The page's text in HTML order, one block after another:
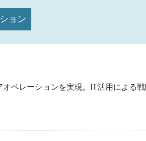
ョン
ペレーションを実現。IT活用による